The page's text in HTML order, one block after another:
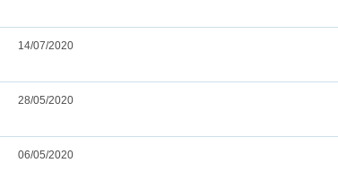
14/07/2020
28/05/2020
06/05/2020